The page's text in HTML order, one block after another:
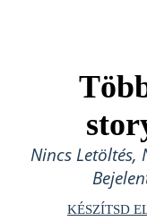
Nincs Letöltés,
KÉSZÍTSD